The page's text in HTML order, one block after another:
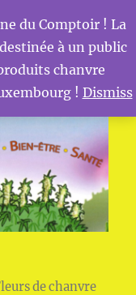
MENU
de chanvre
du Comptoir ! La
à un public
chanvre
! Dismiss